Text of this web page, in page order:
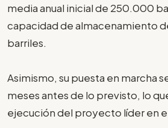
media anual inicial de 250.000
capacidad de almacenamiento
barriles.
Asimismo, su puesta en marcha
meses antes de lo previsto, lo
ejecución del proyecto líder en